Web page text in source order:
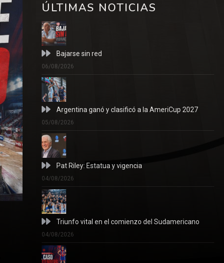
ÚLTIMAS NOTICIAS
Bajarse sin red
06/08/2026
Argentina ganó y clasificó a la AmeriCup 2027
05/08/2026
Pat Riley: Estatua y vigencia
04/08/2026
Triunfo vital en el comienzo del Sudamericano
04/08/2026